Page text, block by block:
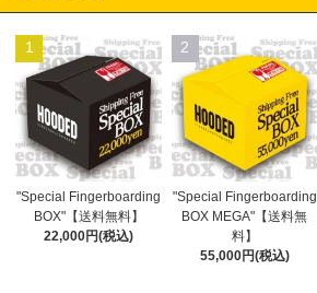
1
"Special Fingerboarding
BOX"【送料無料】
22,000円(税込)
2
"Special Fingerboarding
BOX MEGA"【送料無
料】
55,000円(税込)